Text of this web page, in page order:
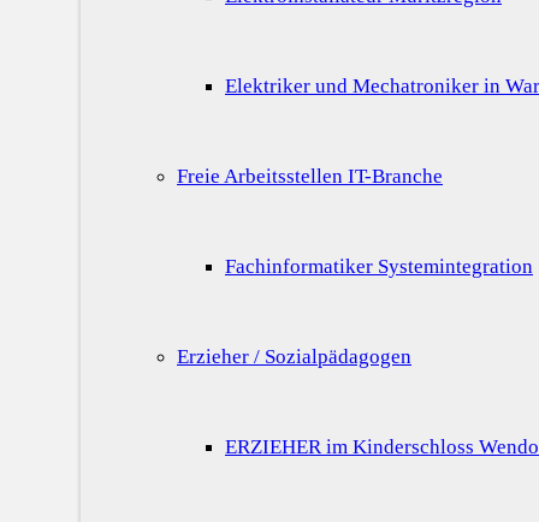
Elektriker und Mechatroniker in
Freie Arbeitsstellen IT-Branche
Fachinformatiker Systemintegration
Erzieher / Sozialpädagogen
ERZIEHER im Kinderschloss